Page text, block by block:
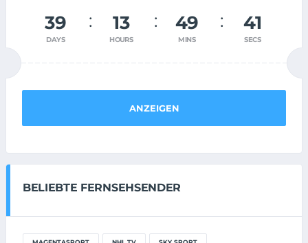
39
DAYS
13
HOURS
49
MINS
40
SECS
ANZEIGEN
BELIEBTE FERNSEHSENDER